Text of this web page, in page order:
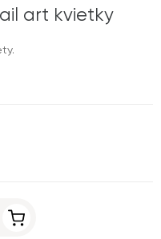
art kvietky